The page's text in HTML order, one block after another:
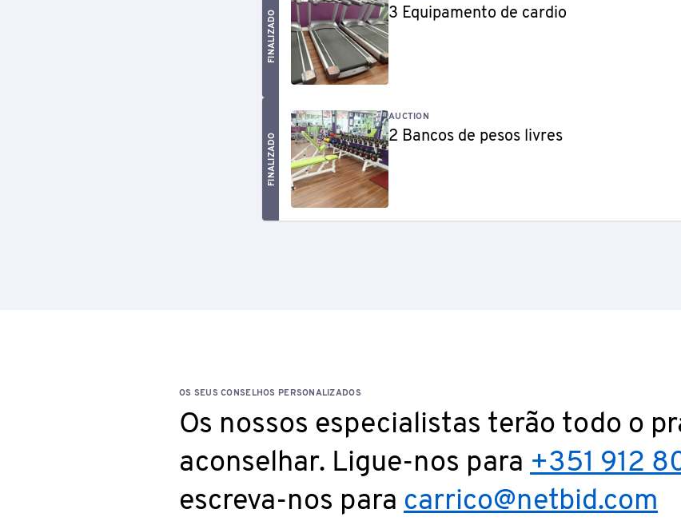
FINALIZADO 3 Equipamento de cardio
FINALIZADO
AUCTION
2 Bancos de pesos livres
OS SEUS CONSELHOS PERSONALIZADOS
Os nossos especialistas terão todo o
aconselhar. Ligue-nos para +351 912
escreva-nos para carrico@netbid.com